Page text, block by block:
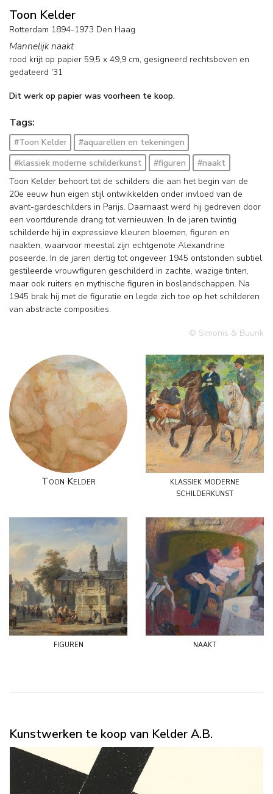
Toon Kelder
Rotterdam 1894-1973 Den Haag
Mannelijk naakt
rood krijt op papier 59,5 x 49,9 cm, gesigneerd rechtsboven en
gedateerd '31
Dit werk op papier was voorheen te koop.
Tags:
#Toon Kelder
#aquarellen en tekeningen
#klassiek moderne schilderkunst
#figuren
#naakt
Toon Kelder behoort tot de schilders die aan het begin van de
20e eeuw hun eigen stijl ontwikkelden onder invloed van de
avant-gardeschilders in Parijs. Daarnaast werd hij gedreven door
een voortdurende drang tot vernieuwen. In de jaren twintig
schilderde hij in expressieve kleuren bloemen, figuren en
naakten, waarvoor meestal zijn echtgenote Alexandrine
poseerde. In de jaren dertig tot ongeveer 1945 ontstonden subtiel
gestileerde vrouwfiguren geschilderd in zachte, wazige tinten,
maar ook ruiters en mythische figuren in boslandschappen. Na
1945 brak hij met de figuratie en legde zich toe op het schilderen
van abstracte composities.
© Simonis & Buunk
Toon Kelder
klassiek moderne
schilderkunst
figuren naakt
Kunstwerken te koop van Kelder A.B.